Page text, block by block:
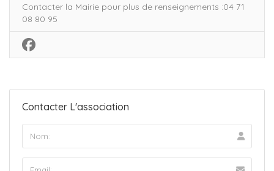
Contacter la Mairie pour plus de renseignements :04 71
08 80 95
Contacter L'association